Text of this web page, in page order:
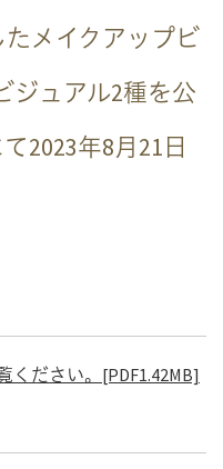
メイクアップビ
ジュアル2種を公
2023年8月21日
ください。[PDF1.42MB]